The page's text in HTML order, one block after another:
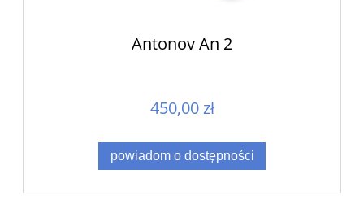
Antonov An 2
450,00 zł
powiadom o dostępności